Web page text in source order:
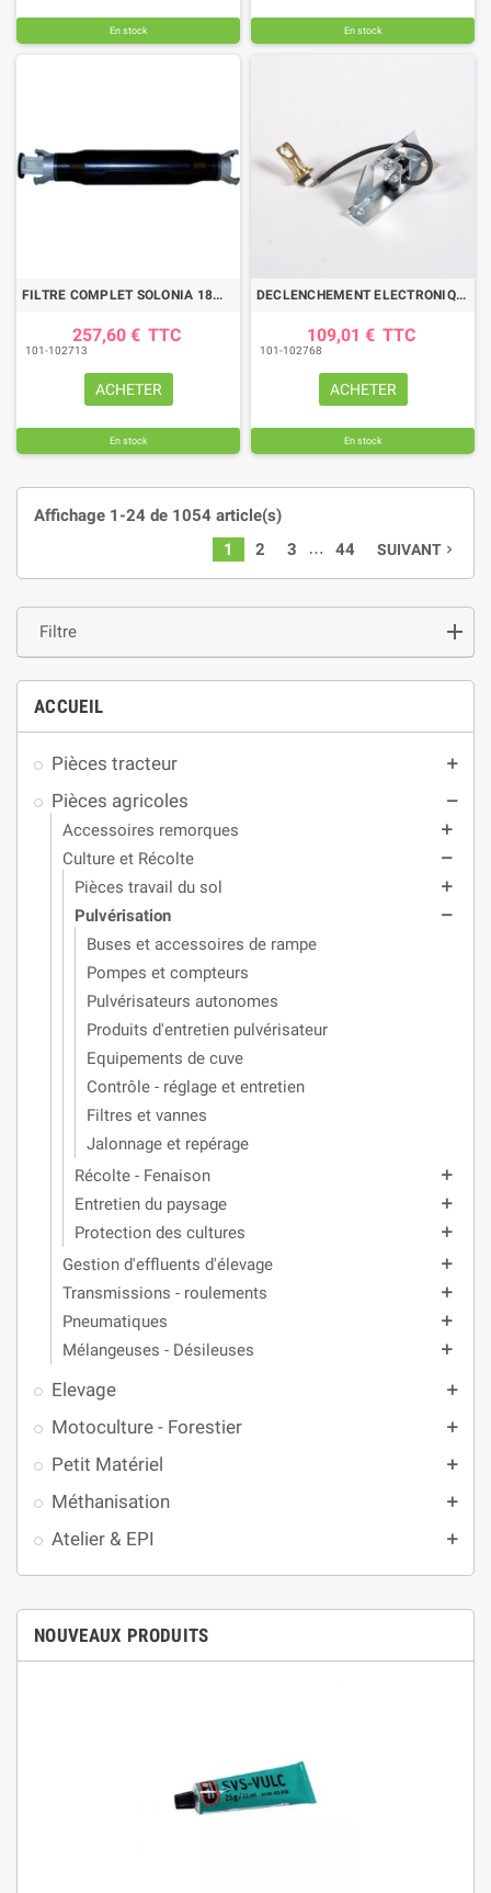
Filtre
ACCUEIL
Pièces tracteur add
Pièces agricoles remove
Accessoires remorques add
Culture et Récolte remove
Pièces travail du sol add
Pulvérisation remove
Buses et accessoires de rampe
Pompes et compteurs
Pulvérisateurs autonomes
Produits d'entretien pulvérisateur
Equipements de cuve
Contrôle - réglage et entretien
Filtres et vannes
Jalonnage et repérage
Récolte - Fenaison
add
Entretien du paysage add
Protection des cultures add
Gestion d'effluents d'élevage add
Transmissions - roulements add
Pneumatiques add
Mélangeuses - Désileuses add
Elevage add
Motoculture - Forestier add
Petit Matériel add
Méthanisation add
Atelier & EPI add
NOUVEAUX PRODUITS
En stock En stock
FILTRE COMPLET SOLONIA 18MESH RACCORDS DN50
257,60 € TTC
101-102713
ACHETER
En stock
DECLENCHEMENT ELECTRONIQUE CPT POUR CANON CAPOT PLASTIQUE
109,01 € TTC
101-102768
ACHETER
En stock
Affichage 1-24 de 1054 article(s)
1
2 3 … 44 SUIVANT navigate_next